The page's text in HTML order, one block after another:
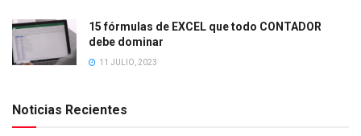
15 fórmulas de EXCEL que todo CONTADOR
debe dominar
11 JULIO, 2023
Noticias Recientes